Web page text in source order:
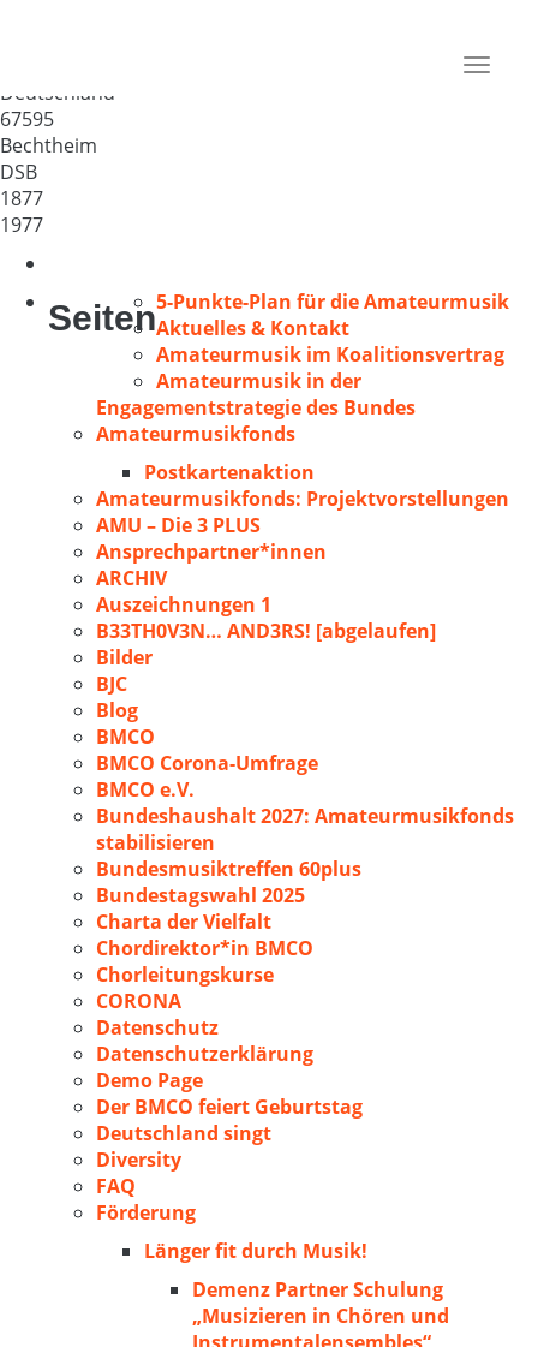
Toggle
Deutschland
67595
Bechtheim
DSB
1877
1977
Seiten5-Punkte-Plan für die Amateurmusik
Aktuelles & Kontakt
Amateurmusik im Koalitionsvertrag
Amateurmusik in der
Engagementstrategie des Bundes
Amateurmusikfonds
Postkartenaktion
Amateurmusikfonds: Projektvorstellungen
AMU – Die 3 PLUS
Ansprechpartner*innen
ARCHIV
Auszeichnungen 1
B33TH0V3N… AND3RS! [abgelaufen]
Bilder
BJC
Blog
BMCO
BMCO Corona-Umfrage
BMCO e.V.
Bundeshaushalt 2027: Amateurmusikfonds
stabilisieren
Bundesmusiktreffen 60plus
Bundestagswahl 2025
Charta der Vielfalt
Chordirektor*in BMCO
Chorleitungskurse
CORONA
Datenschutz
Datenschutzerklärung
Demo Page
Der BMCO feiert Geburtstag
Deutschland singt
Diversity
FAQ
Förderung
Länger fit durch Musik!
Demenz Partner Schulung
„Musizieren in Chören und